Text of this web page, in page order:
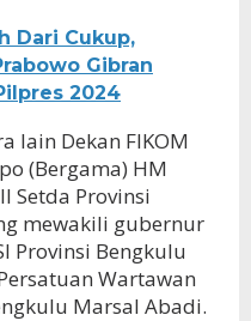
Dari Cukup,
Gibran
2024
lain Dekan FIKOM
(Bergama) HM
Setda Provinsi
mewakili gubernur
Provinsi Bengkulu
Wartawan
Marsal Abadi.